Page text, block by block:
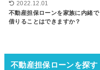
2022.12.01
不動産担保ローンを家族に内緒で
借りることはできますか？
不動産担保ローンを探す